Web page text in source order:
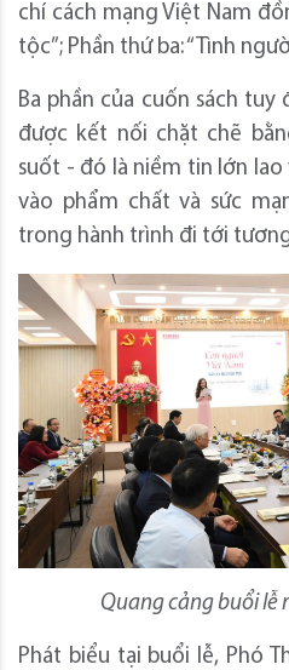
chí cách mạng Việt Nam
tộc”; Phần thứ ba: “Tình
Ba phần của cuốn sách
được kết nối chặt chẽ
suốt - đó là niềm tin lớn lao
vào phẩm chất và sức
trong hành trình đi tới
Quang cảng buổi lễ
Phát biểu tại buổi lễ, Phó